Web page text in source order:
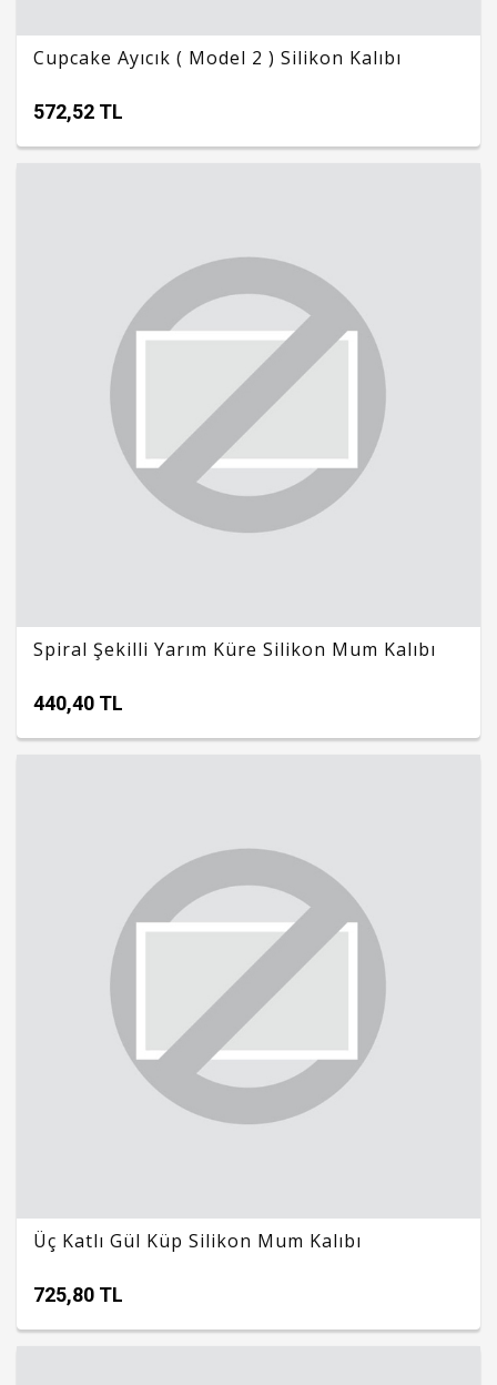
Cupcake Ayıcık ( Model 2 ) Silikon Kalıbı
572,52 TL
Spiral Şekilli Yarım Küre Silikon Mum Kalıbı
440,40 TL
Üç Katlı Gül Küp Silikon Mum Kalıbı
725,80 TL